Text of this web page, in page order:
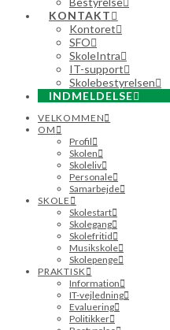
KONTAKT
Kontoret
SFO
SkoleIntra
IT-support
Skolebestyrelsen
INDMELDELSE
VELKOMMEN
OM
Profil
Skolen
Skoleliv
Personale
Samarbejde
SKOLE
Skolestart
Skolegang
Skolefritid
Musikskole
Skolepenge
PRAKTISK
Information
IT-vejledning
Evaluering
Politikker